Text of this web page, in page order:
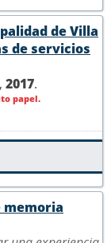
de Villa
de servicios
2017.
papel.
memoria